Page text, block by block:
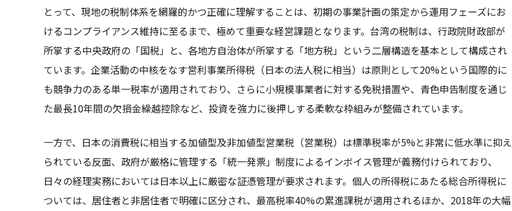
とって、現地の税制体系を網羅的かつ正確に理解することは、初期の事業計画の策定から運用フェーズにお
けるコンプライアンス維持に至るまで、極めて重要な経営課題となります。台湾の税制は、行政院財政部が
所掌する中央政府の「国税」と、各地方自治体が所掌する「地方税」という二層構造を基本として構成され
ています。企業活動の中核をなす営利事業所得税（日本の法人税に相当）は原則として20%という国際的に
も競争力のある単一税率が適用されており、さらに小規模事業者に対する免税措置や、青色申告制度を通じ
た最長10年間の欠損金繰越控除など、投資を強力に後押しする柔軟な枠組みが整備されています。
一方で、日本の消費税に相当する加値型及非加値型営業税（営業税）は標準税率が5%と非常に低水準に抑え
られている反面、政府が厳格に管理する「統一発票」制度によるインボイス管理が義務付けられており、
日々の経理実務においては日本以上に厳密な証憑管理が要求されます。個人の所得税にあたる総合所得税に
ついては、居住者と非居住者で明確に区分され、最高税率40%の累進課税が適用されるほか、2018年の大幅